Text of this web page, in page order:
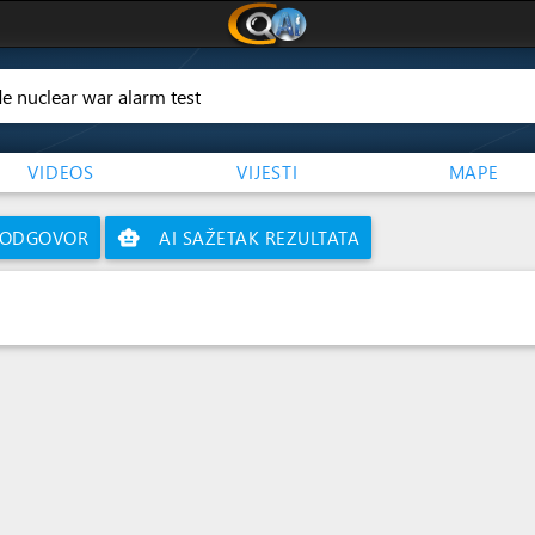
VIDEOS VIJESTI MAPE
AI SAŽETAK REZULTATA
smart_toy